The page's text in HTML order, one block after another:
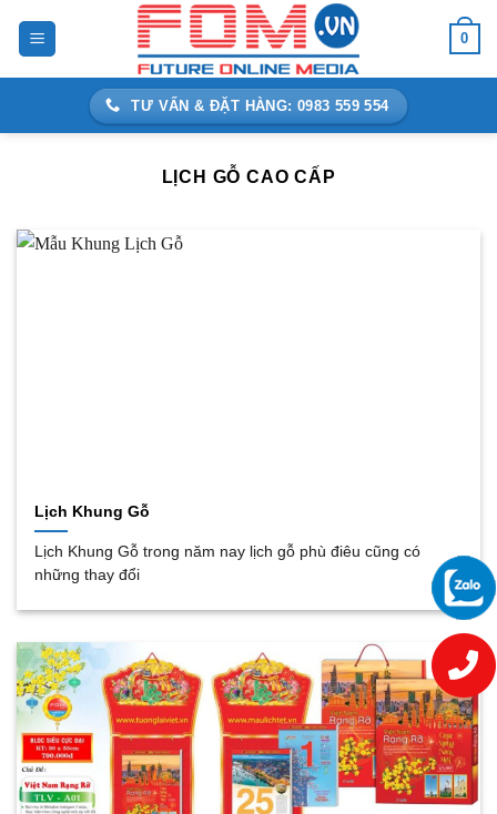
0
TƯ VẤN & ĐẶT HÀNG: 0983 559 554
LỊCH GỖ CAO CẤP
Lịch Khung Gỗ
Lịch Khung Gỗ trong năm nay lịch gỗ phù điêu cũng có
những thay đổi